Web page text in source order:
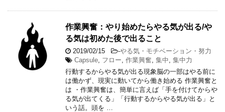
作業興奮：やり始めたらやる気が出る/や
る気は初めた後で出ること
2019/02/15 -やる気・モチベーション・努力
Capsule フロー 作業興奮 集中 集中力
行動するからやる気が出る現象脳の一部はやる前に
は働かず、現実に動いてから働き始める 作業興奮と
は ・作業興奮は、簡単に言えば「手を付けてからや
る気が出てくる」「行動するからやる気が出る」と
いう話。頭を …